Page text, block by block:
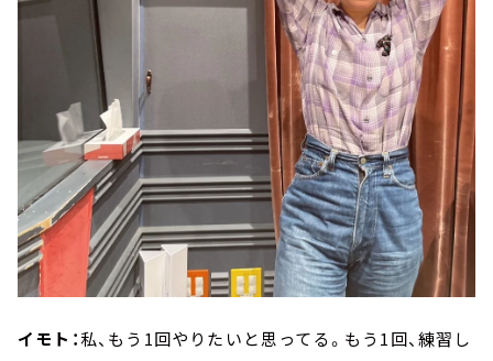
イモト：私、もう1回やりたいと思ってる。もう1回、練習し